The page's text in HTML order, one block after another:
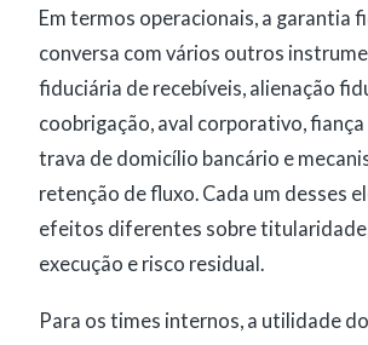
Em termos operacionais, a garantia
conversa com vários outros
fiduciária de recebíveis, alienação
coobrigação, aval corporativo,
trava de domicílio bancário e
retenção de fluxo. Cada um desses
efeitos diferentes sobre
execução e risco residual.
Para os times internos, a utilidade